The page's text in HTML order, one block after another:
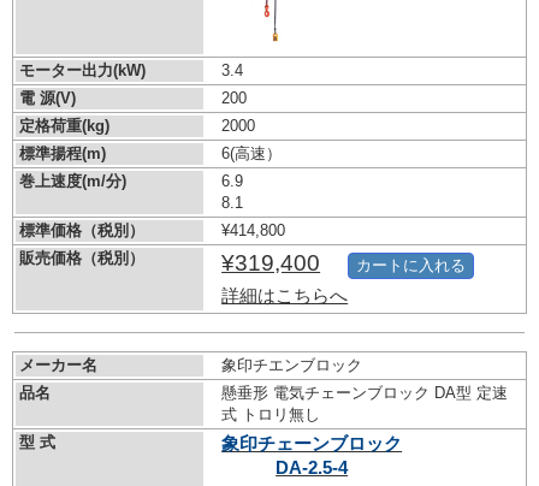
モーター出力(kW)
3.4
電 源(V)
200
定格荷重(kg)
2000
標準揚程(m)
6(高速）
巻上速度(m/分)
6.9
8.1
標準価格（税別）
¥414,800
販売価格（税別）
¥319,400
詳細はこちらへ
カートに入れる
メーカー名
象印チエンブロック
品名
懸垂形 電気チェーンブロック DA型 定速
式 トロリ無し
型 式
象印チェーンブロック
DA-2.5-4